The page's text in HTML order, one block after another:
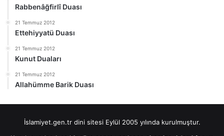
Rabbenâğfirlî Duası
21 Temmuz 2012
Ettehiyyatü Duası
21 Temmuz 2012
Kunut Duaları
21 Temmuz 2012
Allahümme Barik Duası
İslamiyet.gen.tr dini sitesi Eylül 2005 yılında kurulmuştur.